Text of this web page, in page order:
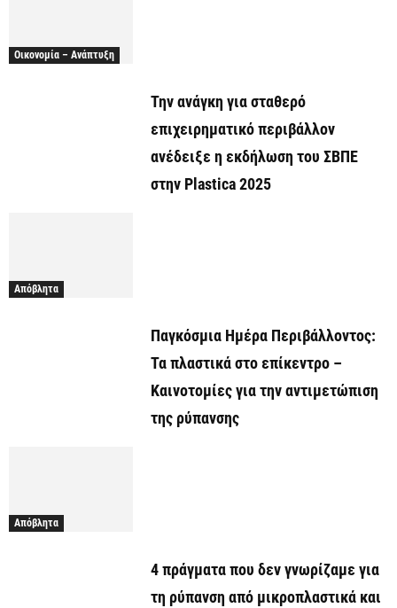
Οικονομία – Ανάπτυξη
Την ανάγκη για σταθερό
επιχειρηματικό περιβάλλον
ανέδειξε η εκδήλωση του ΣΒΠΕ
στην Plastica 2025
Απόβλητα
Παγκόσμια Ημέρα Περιβάλλοντος:
Τα πλαστικά στο επίκεντρο –
Καινοτομίες για την αντιμετώπιση
της ρύπανσης
Απόβλητα
4 πράγματα που δεν γνωρίζαμε για
τη ρύπανση από μικροπλαστικά και